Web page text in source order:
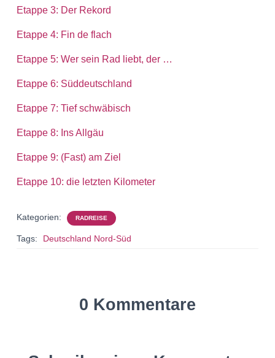
Etappe 3: Der Rekord
Etappe 4: Fin de flach
Etappe 5: Wer sein Rad liebt, der …
Etappe 6: Süddeutschland
Etappe 7: Tief schwäbisch
Etappe 8: Ins Allgäu
Etappe 9: (Fast) am Ziel
Etappe 10: die letzten Kilometer
Kategorien: RADREISE
Tags: Deutschland Nord-Süd
0 Kommentare